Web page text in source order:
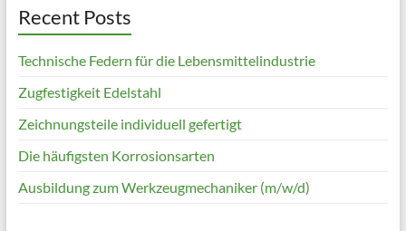
Recent Posts
Technische Federn für die Lebensmittelindustrie
Zugfestigkeit Edelstahl
Zeichnungsteile individuell gefertigt
Die häufigsten Korrosionsarten
Ausbildung zum Werkzeugmechaniker (m/w/d)